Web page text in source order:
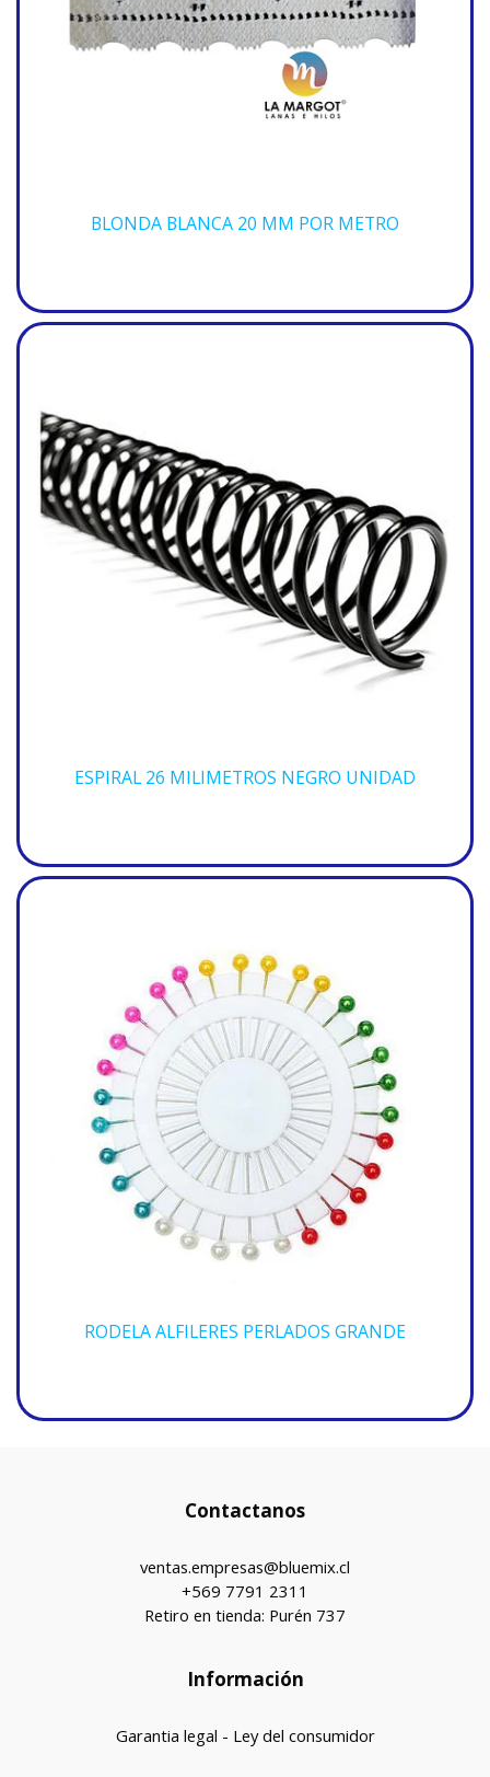
BLONDA BLANCA 20 MM POR METRO
ESPIRAL 26 MILIMETROS NEGRO UNIDAD
RODELA ALFILERES PERLADOS GRANDE
Contactanos
ventas.empresas@bluemix.cl
+569 7791 2311
Retiro en tienda: Purén 737
Información
Garantia legal - Ley del consumidor